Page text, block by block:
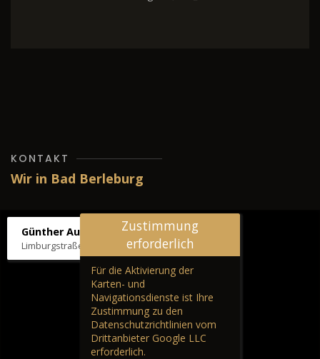
KONTAKT
Wir in Bad Berleburg
Günther Autos & Service
Limburgstraße 39, 57319 Bad Berleburg
Zustimmung
erforderlich
Für die Aktivierung der
Karten- und
Navigationsdienste ist Ihre
Zustimmung zu den
Datenschutzrichtlinien vom
Drittanbieter Google LLC
erforderlich.